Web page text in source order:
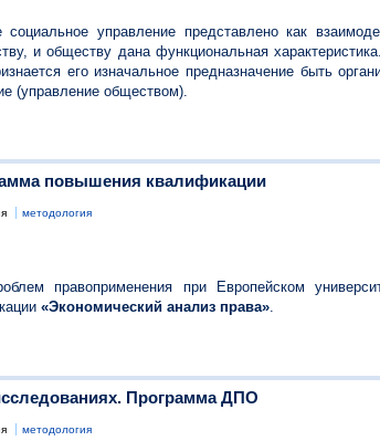
социальное управление представлено как
и обществу дана функциональная
его изначальное предназначение быть
(управление обществом).
повышения квалификации
методология
правоприменения при Европейском
«Экономический анализ права».
Программа ДПО
методология